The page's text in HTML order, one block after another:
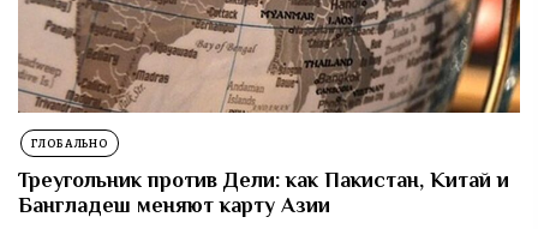
ГЛОБАЛЬНО
Треугольник против Дели: как Пакистан, Китай и
Бангладеш меняют карту Азии